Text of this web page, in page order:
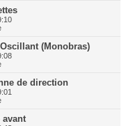
(Monobras)
de direction
avant